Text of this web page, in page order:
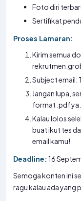
Foto diri
Sertifikat
Proses Lamaran:
Kirim semua
Subject email:
Jangan lupa,
format .pdf ya.
Kalau lolos
buat ikut tes
email kamu!
Deadline: 16
Semoga konten ini
ragu kalau ada yang